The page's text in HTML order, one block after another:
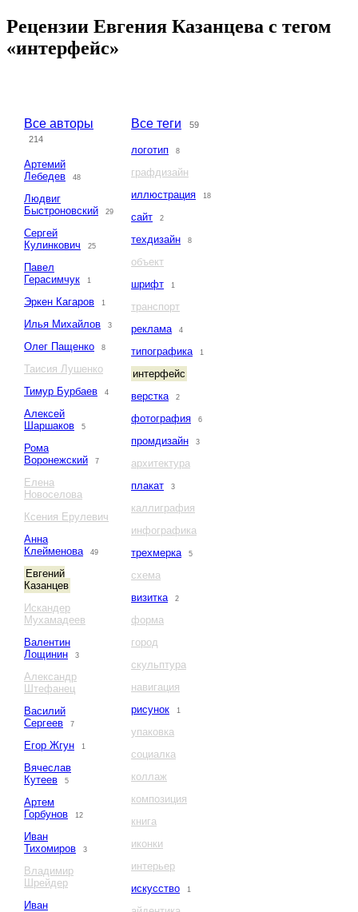
Рецензии Евгения Казанцева с тегом
«интерфейс»
Все авторы
214
Артемий
Лебедев
48
Людвиг
Быстроновский
29
Сергей
Кулинкович
25
Павел
Герасимчук
1
Эркен Кагаров 1
Илья Михайлов 3
Олег Пащенко 8
Таисия Лушенко
Тимур Бурбаев
4
Алексей
Шаршаков
5
Рома
Воронежский
7
Елена
Новоселова
Ксения Ерулевич
Анна
Клейменова
49
Евгений
Казанцев
Искандер
Мухамадеев
Валентин
Лощинин
3
Александр
Штефанец
Василий
Сергеев
7
Егор Жгун 1
Вячеслав
Кутеев
5
Артем
Горбунов
12
Иван
Тихомиров
3
Владимир
Шрейдер
Иван
Все теги 59
логотип 8
графдизайн
иллюстрация
18
сайт 2
техдизайн 8
объект
шрифт
1
транспорт
реклама
4
типографика 1
интерфейс
верстка
2
фотография 6
промдизайн 3
архитектура
плакат
3
каллиграфия
инфографика
трехмерка
5
схема
визитка
2
форма
город
скульптура
навигация
рисунок
1
упаковка
социалка
коллаж
композиция
книга
иконки
интерьер
искусство
1